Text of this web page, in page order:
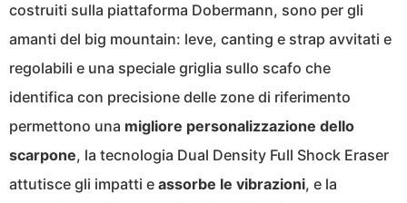
costruiti sulla piattaforma Dobermann, sono per gli
amanti del big mountain: leve, canting e strap avvitati e
regolabili e una speciale griglia sullo scafo che
identifica con precisione delle zone di riferimento
permettono una migliore personalizzazione dello
scarpone, la tecnologia Dual Density Full Shock Eraser
attutisce gli impatti e assorbe le vibrazioni, e la